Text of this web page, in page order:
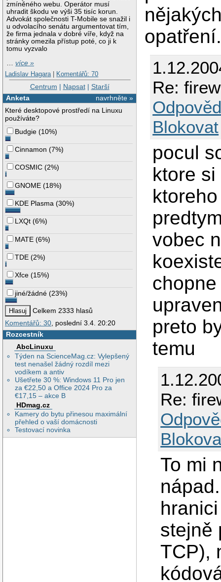
zmíněného webu. Operátor musí
uhradit škodu ve výši 35 tisíc korun.
Advokát společnosti T-Mobile se snažil i
u odvolacího senátu argumentovat tím,
že firma jednala v dobré víře, když na
stránky omezila přístup poté, co ji k
tomu vyzvalo
…více »
Ladislav Hagara | Komentářů: 70
Centrum | Napsat| Starší
navrhněte »
Anketa
Které desktopové prostředí na Linuxu
používáte?
Budgie (10%)
Cinnamon (7%)
COSMIC (2%)
GNOME (18%)
KDE Plasma (30%)
LXQt (6%)
MATE (6%)
TDE (2%)
Xfce (15%)
jiné/žádné (23%)
Celkem 2333 hlasů
Komentářů: 30, poslední 3.4. 20:20
Rozcestník
AbcLinuxu
Týden na ScienceMag.cz: Vylepšený
test nenašel žádný rozdíl mezi
vodíkem a antiv
Ušetřete 30 %: Windows 11 Pro jen
za €22,50 a Office 2024 Pro za
€17,15 – akce B
HDmag.cz
Kamery do bytu přinesou maximální
přehled o vaší domácnosti
Testovací novinka
Re:
Blokovat
pocul
ktore
vobec
preto
temu
Re:
To mi
stejně
TCP),